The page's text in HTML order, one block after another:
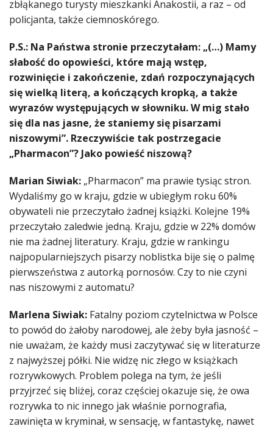
zbłąkanego turysty mieszkanki Anakostii, a raz – od
policjanta, także ciemnoskórego.
P.S.: Na Państwa stronie przeczytałam: „(…) Mamy
słabość do opowieści, które mają wstęp,
rozwinięcie i zakończenie, zdań rozpoczynających
się wielką literą, a kończących kropką, a także
wyrazów występujących w słowniku. W mig stało
się dla nas jasne, że staniemy się pisarzami
niszowymi”. Rzeczywiście tak postrzegacie
„Pharmacon”? Jako powieść niszową?
Marian Siwiak: „Pharmacon” ma prawie tysiąc stron.
Wydaliśmy go w kraju, gdzie w ubiegłym roku 60%
obywateli nie przeczytało żadnej książki. Kolejne 19%
przeczytało zaledwie jedną. Kraju, gdzie w 22% domów
nie ma żadnej literatury. Kraju, gdzie w rankingu
najpopularniejszych pisarzy noblistka bije się o palmę
pierwszeństwa z autorką pornosów. Czy to nie czyni
nas niszowymi z automatu?
Marlena Siwiak: Fatalny poziom czytelnictwa w Polsce
to powód do żałoby narodowej, ale żeby była jasność –
nie uważam, że każdy musi zaczytywać się w literaturze
z najwyższej półki. Nie widzę nic złego w książkach
rozrywkowych. Problem polega na tym, że jeśli
przyjrzeć się bliżej, coraz częściej okazuje się, że owa
rozrywka to nic innego jak właśnie pornografia,
zawinięta w kryminał, w sensację, w fantastykę, nawet